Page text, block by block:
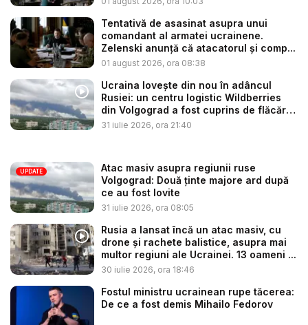
Tentativă de asasinat asupra unui
comandant al armatei ucrainene.
Zelenski anunță că atacatorul și comp...
01 august 2026, ora 08:38
Ucraina lovește din nou în adâncul
Rusiei: un centru logistic Wildberries
din Volgograd a fost cuprins de flăcări
...
31 iulie 2026, ora 21:40
UPDATE
Atac masiv asupra regiunii ruse
Volgograd: Două ținte majore ard după
ce au fost lovite
31 iulie 2026, ora 08:05
Rusia a lansat încă un atac masiv, cu
drone și rachete balistice, asupra mai
multor regiuni ale Ucrainei. 13 oameni ...
30 iulie 2026, ora 18:46
Fostul ministru ucrainean rupe tăcerea:
De ce a fost demis Mihailo Fedorov